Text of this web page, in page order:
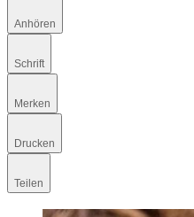
Anhören
Schrift
Merken
Drucken
Teilen